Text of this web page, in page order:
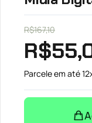
R$167,10
R$
Parcele em até